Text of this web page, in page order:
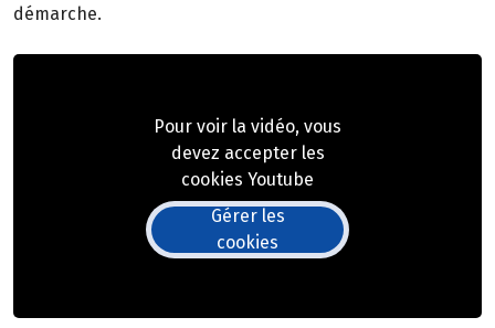
démarche.
Pour voir la vidéo, vous
devez accepter les
cookies Youtube
Gérer les
cookies